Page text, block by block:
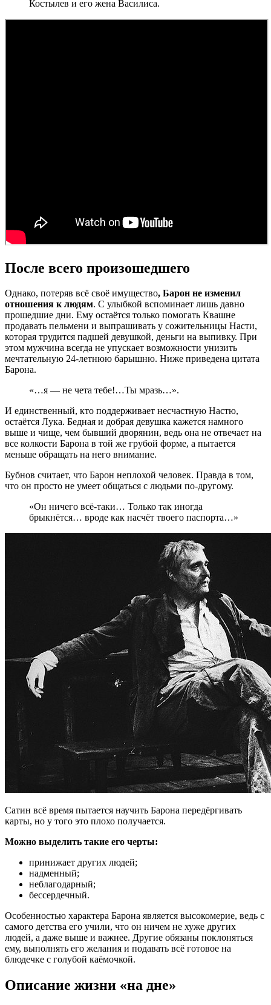
Костылев и его жена Василиса.
После всего произошедшего
Однако, потеряв всё своё имущество, Барон не изменил
отношения к людям. С улыбкой вспоминает лишь давно
прошедшие дни. Ему остаётся только помогать Квашне
продавать пельмени и выпрашивать у сожительницы Насти,
которая трудится падшей девушкой, деньги на выпивку. При
этом мужчина всегда не упускает возможности унизить
мечтательную 24-летнюю барышню. Ниже приведена цитата
Барона.
«…я — не чета тебе!…Ты мразь…».
И единственный, кто поддерживает несчастную Настю,
остаётся Лука. Бедная и добрая девушка кажется намного
выше и чище, чем бывший дворянин, ведь она не отвечает на
все колкости Барона в той же грубой форме, а пытается
меньше обращать на него внимание.
Бубнов считает, что Барон неплохой человек. Правда в том,
что он просто не умеет общаться с людьми по-другому.
«Он ничего всё-таки… Только так иногда
брыкнётся… вроде как насчёт твоего паспорта…»
Сатин всё время пытается научить Барона передёргивать
карты, но у того это плохо получается.
Можно выделить такие его черты:
принижает других людей;
надменный;
неблагодарный;
бессердечный.
Особенностью характера Барона является высокомерие, ведь с
самого детства его учили, что он ничем не хуже других
людей, а даже выше и важнее. Другие обязаны поклоняться
ему, выполнять его желания и подавать всё готовое на
блюдечке с голубой каёмочкой.
Описание жизни «на дне»